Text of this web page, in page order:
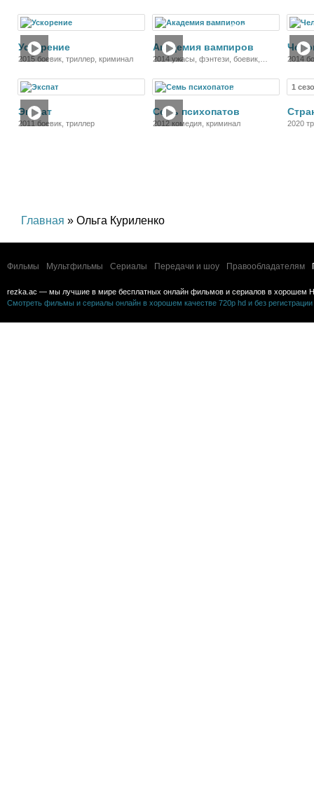
Ускорение
2015 боевик, триллер, криминал
Фильм
Академия вампиров
2014 ужасы, фэнтези, боевик,
2014
Экспат
2011 боевик, триллер
Фильм
Семь психопатов
2012 комедия, криминал
1
2020
Главная » Ольга Куриленко
Фильмы Мультфильмы Сериалы Передачи и шоу Правообладателям
rezka.ac — мы лучшие в мире бесплатных онлайн фильмов и сериалов в хорошем
Смотреть фильмы и сериалы онлайн в хорошем качестве 720p hd и без